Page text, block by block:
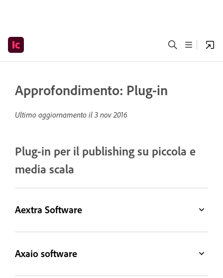
Approfondimento: Plug-in
Ultimo aggiornamento il 3 nov 2016
Plug-in per il publishing su piccola e
media scala
Aextra Software
Axaio software